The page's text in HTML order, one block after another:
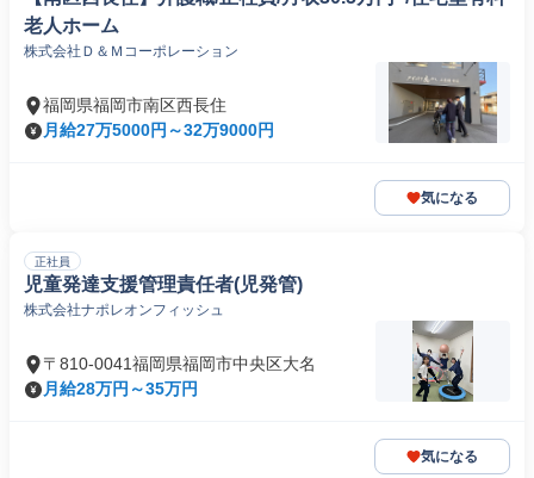
老人ホーム
株式会社Ｄ＆Ｍコーポレーション
福岡県福岡市南区西長住
月給27万5000円～32万9000円
気になる
正社員
児童発達支援管理責任者(児発管)
株式会社ナポレオンフィッシュ
〒810-0041福岡県福岡市中央区大名
月給28万円～35万円
気になる